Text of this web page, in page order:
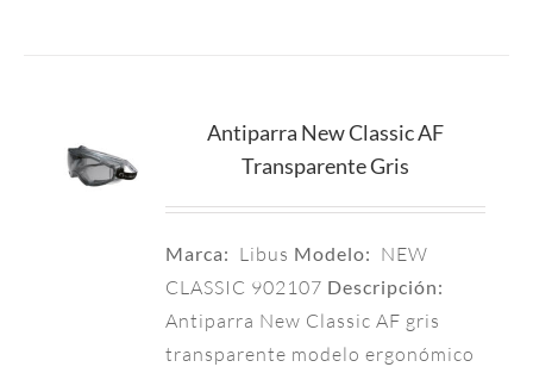
Antiparra New Classic AF
Transparente Gris
Marca: Libus Modelo: NEW
CLASSIC 902107 Descripción:
Antiparra New Classic AF gris
transparente modelo ergonómico